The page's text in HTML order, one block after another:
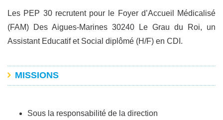
Les PEP 30 recrutent pour le Foyer d’Accueil Médicalisé
(FAM) Des Aigues-Marines 30240 Le Grau du Roi, un
Assistant Educatif et Social diplômé (H/F) en CDI.
MISSIONS
Sous la responsabilité de la direction